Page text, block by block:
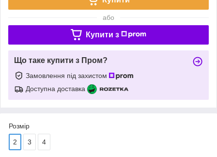
або
Купити з
Що таке купити з Пром?
Замовлення під захистом
Доступна доставка
Розмір
2 3 4